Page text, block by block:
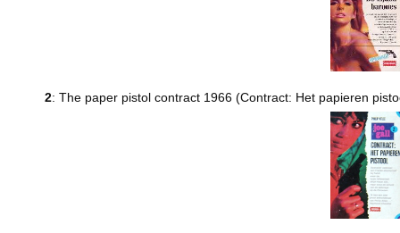
2: The paper pistol contract 1966 (Contract: Het papieren